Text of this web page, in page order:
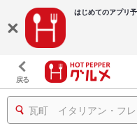
はじめてのアプリ
戻る
瓦町 イタリアン・フ